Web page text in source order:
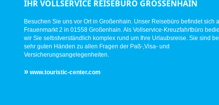
IHR VOLLSERVICE REISEBÜRO GROSSENHAIN
Besuchen Sie uns vor Ort in Großenhain. Unser Reisebüro befindet sich
Frauenmarkt 2 in 01558 Großenhain. Als Vollservice-Kreuzfahrtbüro
wir Sie selbstverständlich komplex rund um Ihre Urlaubsreise. Sie sind
sehr guten Händen zu allen Fragen der Paß-,Visa- und
Versicherungsangelegenheiten.
» www.touristic-center.com